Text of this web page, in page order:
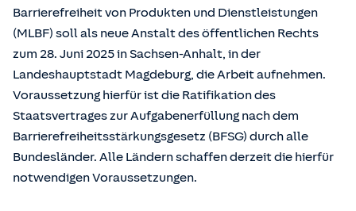
Barrierefreiheit von Produkten und Dienstleistungen
(MLBF) soll als neue Anstalt des öffentlichen Rechts
zum 28. Juni 2025 in Sachsen-Anhalt, in der
Landeshauptstadt Magdeburg, die Arbeit aufnehmen.
Voraussetzung hierfür ist die Ratifikation des
Staatsvertrages zur Aufgabenerfüllung nach dem
Barrierefreiheitsstärkungsgesetz (BFSG) durch alle
Bundesländer. Alle Ländern schaffen derzeit die hierfür
notwendigen Voraussetzungen.